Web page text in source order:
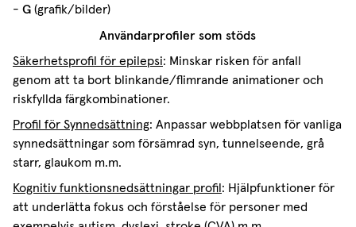
- G (grafik/bilder)
Användarprofiler som stöds
Säkerhetsprofil för epilepsi: Minskar risken för anfall
genom att ta bort blinkande/flimrande animationer och
riskfyllda färgkombinationer.
Profil för Synnedsättning: Anpassar webbplatsen för vanliga
synnedsättningar som försämrad syn, tunnelseende, grå
starr, glaukom m.m.
Kognitiv funktionsnedsättningar profil : Hjälpfunktioner för
att underlätta fokus och förståelse för personer med